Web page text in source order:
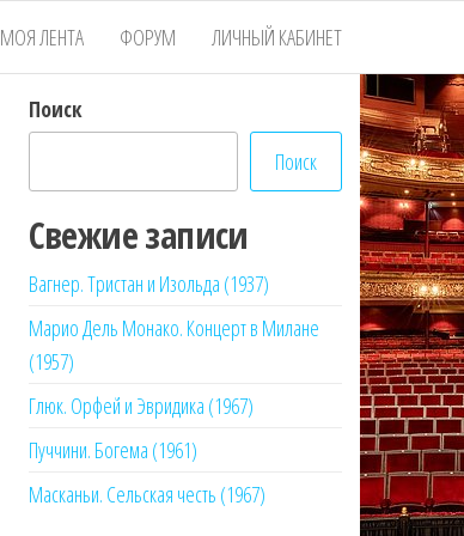
МОЯ ЛЕНТА ФОРУМ ЛИЧНЫЙ КАБИНЕТ
Поиск
Поиск
Свежие записи
Вагнер. Тристан и Изольда (1937)
Марио Дель Монако. Концерт в Милане
(1957)
Глюк. Орфей и Эвридика (1967)
Пуччини. Богема (1961)
Масканьи. Сельская честь (1967)